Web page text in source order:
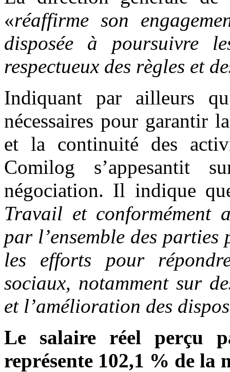
«réaffirme son
disposée à poursuivre
respectueux des règles et
Indiquant par ailleurs
nécessaires pour garantir
et la continuité des
Comilog s’appesantit
négociation. Il indique
Travail et conformément
par l’ensemble des
les efforts pour
sociaux, notamment sur
et l’amélioration des
Le salaire réel perçu
représente 102,1 % de la